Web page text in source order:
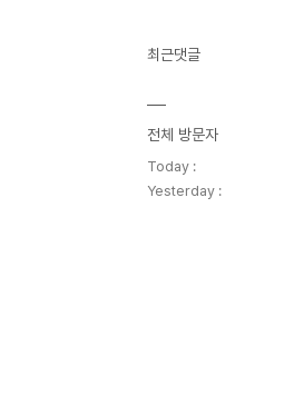
최근댓글
전체 방문자
Today :
Yesterday :